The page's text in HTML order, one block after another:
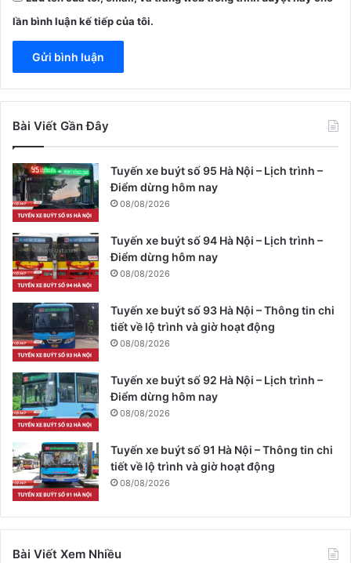
lần bình luận kế tiếp của tôi.
Bài Viết Gần Đây
Tuyến xe buýt số 95 Hà Nội – Lịch trình –
Điểm dừng hôm nay
08/08/2026
Tuyến xe buýt số 94 Hà Nội – Lịch trình –
Điểm dừng hôm nay
08/08/2026
Tuyến xe buýt số 93 Hà Nội – Thông tin chi
tiết về lộ trình và giờ hoạt động
08/08/2026
Tuyến xe buýt số 92 Hà Nội – Lịch trình –
Điểm dừng hôm nay
08/08/2026
Tuyến xe buýt số 91 Hà Nội – Thông tin chi
tiết về lộ trình và giờ hoạt động
08/08/2026
Bài Viết Xem Nhiều